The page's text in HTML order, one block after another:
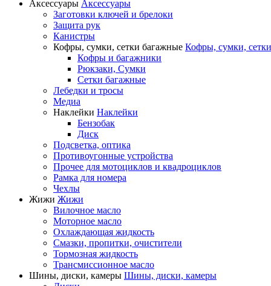
Аксессуары Аксессуары
Заготовки ключей и брелоки
Защита рук
Канистры
Кофры, сумки, сетки багажные Кофры, сумки,
Кофры и багажники
Рюкзаки, Сумки
Сетки багажные
Лебедки и тросы
Медиа
Наклейки Наклейки
Бензобак
Диск
Подсветка, оптика
Противоугонные устройства
Прочее для мотоциклов и квадроциклов
Рамка для номера
Чехлы
Жижи Жижи
Вилочное масло
Моторное масло
Охлаждающая жидкость
Смазки, пропитки, очистители
Тормозная жидкость
Трансмиссионное масло
Шины, диски, камеры Шины, диски, камеры